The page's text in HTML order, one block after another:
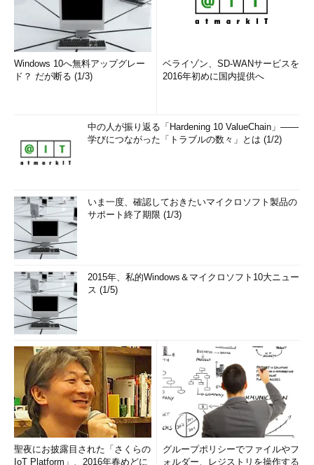
Windows 10へ無料アップグレー
ド？ だが断る (1/3)
ベライゾン、SD-WANサービスを
2016年初めに国内提供へ
中の人が振り返る「Hardening 10 ValueChain」――
学びにつながった「トラブルの数々」とは (1/2)
いま一度、確認しておきたいマイクロソフト製品の
サポート終了期限 (1/3)
2015年、私的Windows＆マイクロソフト10大ニュー
ス (1/5)
聖夜にお披露目された「さくらの
IoT Platform」、2016年春めどに
グループポリシーでファイルやフ
ォルダー、レジストリを操作する